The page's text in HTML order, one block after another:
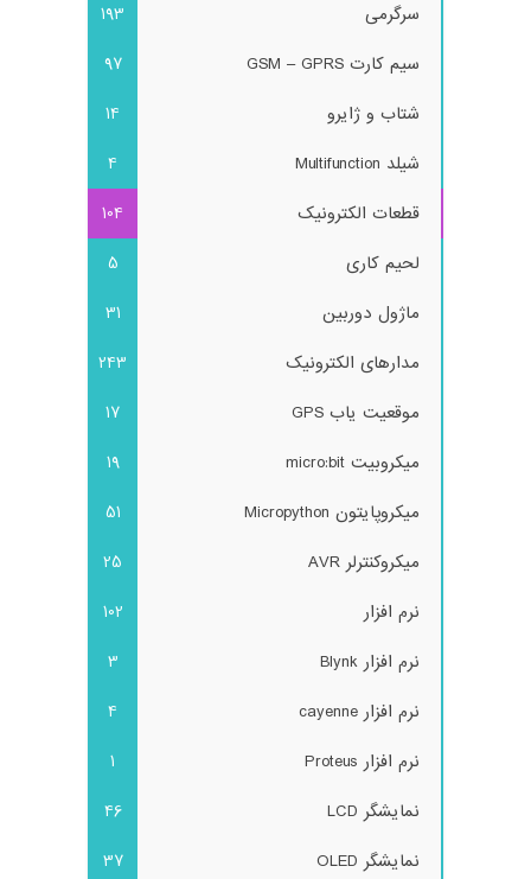
سرگرمی
193
سیم کارت GSM – GPRS
97
شتاب و ژایرو
14
شیلد Multifunction
4
قطعات الکترونیک
104
لحیم کاری
5
ماژول دوربین
31
مدارهای الکترونیک
243
موقعیت یاب GPS
17
میکروبیت micro:bit
19
میکروپایتون Micropython
51
میکروکنترلر AVR
25
نرم افزار
102
نرم افزار Blynk
3
نرم افزار cayenne
4
نرم افزار Proteus
1
نمایشگر LCD
46
نمایشگر OLED
37